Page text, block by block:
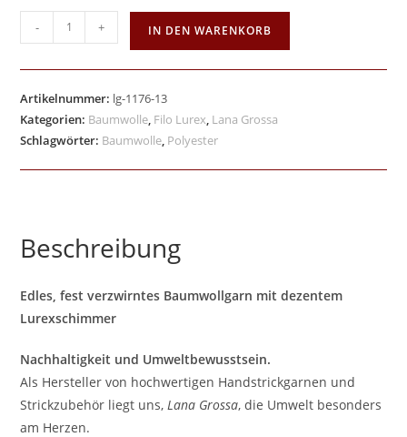
- + IN DEN WARENKORB
Artikelnummer: lg-1176-13
Kategorien: Baumwolle, Filo Lurex, Lana Grossa
Schlagwörter: Baumwolle, Polyester
Beschreibung
Edles, fest verzwirntes Baumwollgarn mit dezentem
Lurexschimmer
Nachhaltigkeit und Umweltbewusstsein.
Als Hersteller von hochwertigen Handstrickgarnen und
Strickzubehör liegt uns,Lana Grossa, die Umwelt besonders
am Herzen.